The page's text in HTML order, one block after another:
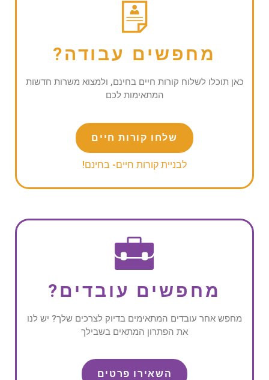
מחפשים עבודה?
כאן תוכלו לשלוח קורות חיים בחינם, ולמצוא משרות חדשות
המתאימות לכם
שלחו קורות חיים
לבניית קורות חיים- בחינם!
מחפשים עובדים?
מחפש אחר עובדים המתאימים בדיוק לצרכים שלך? יש לנו
את הפתרון המתאים בשבילך
השאירו פרטים